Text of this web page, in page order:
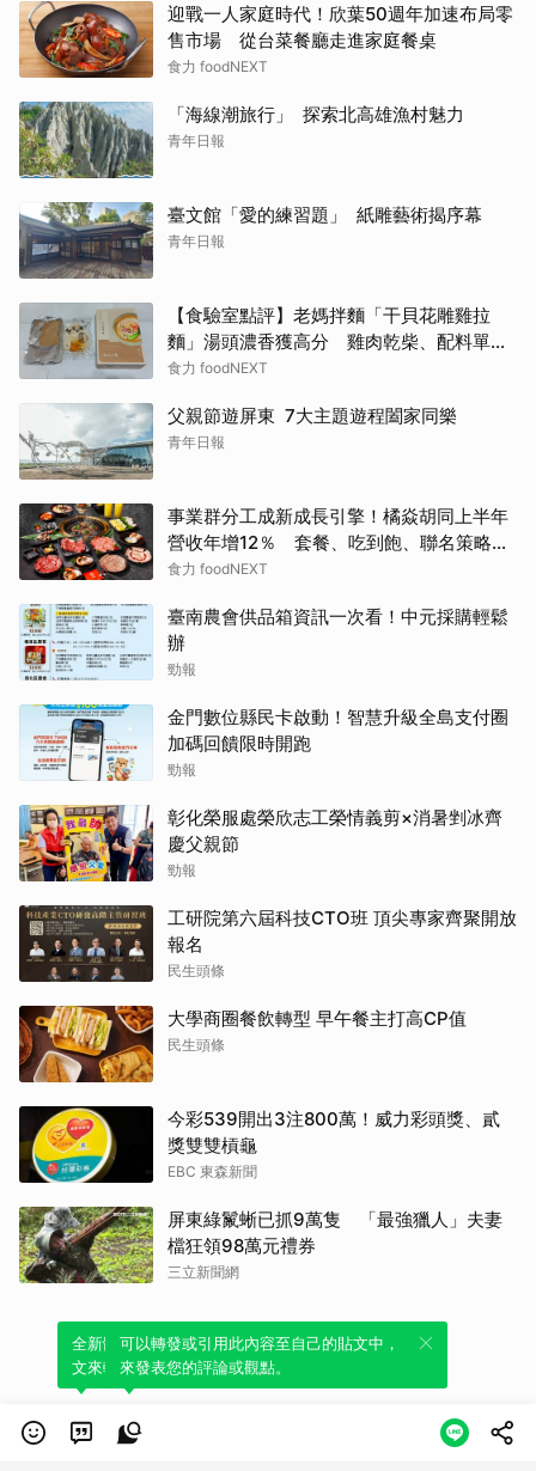
迎戰一人家庭時代！欣葉50週年加速布局零
售市場 從台菜餐廳走進家庭餐桌
食力 foodNEXT
「海線潮旅行」 探索北高雄漁村魅力
青年日報
臺文館「愛的練習題」 紙雕藝術揭序幕
青年日報
【食驗室點評】老媽拌麵「干貝花雕雞拉
麵」湯頭濃香獲高分 雞肉乾柴、配料單調
成扣分點
食力 foodNEXT
父親節遊屏東 7大主題遊程闔家同樂
青年日報
事業群分工成新成長引擎！橘焱胡同上半年
營收年增12％ 套餐、吃到飽、聯名策略帶
動新客
食力 foodNEXT
臺南農會供品箱資訊一次看！中元採購輕鬆
辦
勁報
金門數位縣民卡啟動！智慧升級全島支付圈
加碼回饋限時開跑
勁報
彰化榮服處榮欣志工榮情義剪×消暑剉冰齊
慶父親節
勁報
工研院第六屆科技CTO班 頂尖專家齊聚開放
報名
民生頭條
大學商圈餐飲轉型 早午餐主打高CP值
民生頭條
今彩539開出3注800萬！威力彩頭獎、貳
獎雙雙槓龜
EBC 東森新聞
屏東綠鬣蜥已抓9萬隻 「最強獵人」夫妻
檔狂領98萬元禮券
三立新聞網
全新體驗！一鍵引用此內容，透過發布貼
文來輕鬆表達個人立場。
可以轉發或引用此內容至自己的貼文中，
來發表您的評論或觀點。